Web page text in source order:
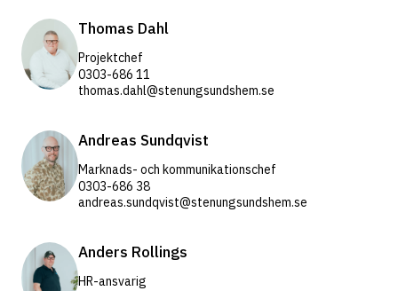
Thomas Dahl
Projektchef
0303-686 11
thomas.dahl@stenungsundshem.se
Andreas Sundqvist
Marknads- och kommunikationschef
0303-686 38
andreas.sundqvist@stenungsundshem.se
Anders Rollings
HR-ansvarig